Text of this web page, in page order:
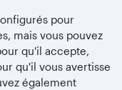
pour
mais vous pouvez
qu'il accepte,
qu'il vous avertisse
également